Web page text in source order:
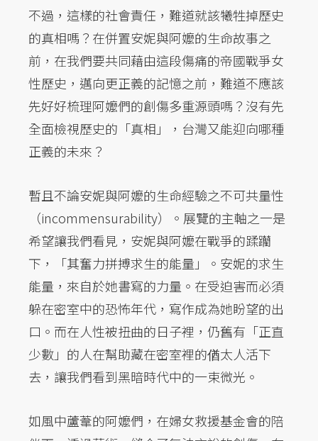
不過，這樣的社會責任，難道就該犧牲掉歷史
的真相嗎？在併置安妮與阿嬤的生命故事之
前，在我們要共同藉由這段傷痛的帝國戰爭女
性歷史，邁向更正義的記憶之前，難道不應該
先好好梳理阿嬤們的創傷多重源頭嗎？沒有先
全面檢視歷史的「真相」，台灣又能迎向哪種
正義的未來？
暫且不論安妮與阿嬤的生命經驗之不可共量性
（incommensurability）。展覽的主軸之一是
希望讓我們看見，安妮與阿嬤在戰爭的蹂躪
下，「其奮力拼搏求生的能量」。安妮的求生
能量，來自於她書寫的力量。在受迫害而必須
躲在密室中的恐怖年代，寫作成為她盼望的出
口。而在人性被扭曲的日子裡，仍舊有「正直
少數」的人在幫助藏在密室裡的偤太人活下
去，讓我們看到黑暗時代中的一束微光。
如風中蘆葦的阿嬤們，在婦女救援基金會的陪